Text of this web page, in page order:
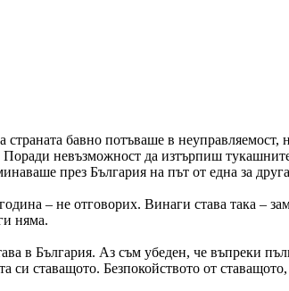
страната бавно потъваше в
Поради невъзможност да изтърпиш
през България на път от една за
– не отговорих. Винаги става така –
няма.
в България. Аз съм убеден, че въпреки
си ставащото. Безпокойството от